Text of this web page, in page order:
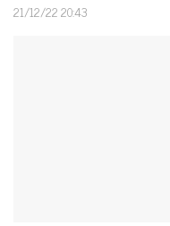
21/12/22 20:43